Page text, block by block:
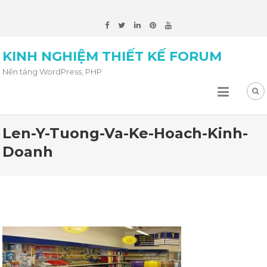
KINH NGHIỆM THIẾT KẾ FORUM
Nền tảng WordPress, PHP
Len-Y-Tuong-Va-Ke-Hoach-Kinh-
Doanh